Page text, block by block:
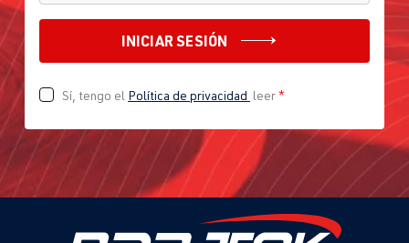
INICIAR SESIÓN
Sí, tengo el Política de privacidad leer*